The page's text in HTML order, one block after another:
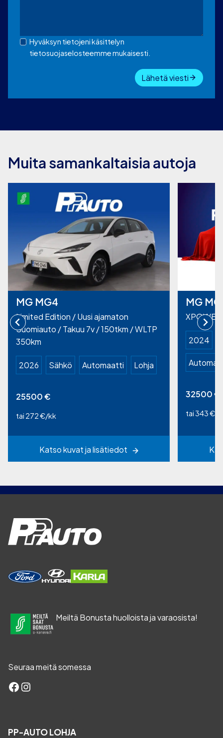
Hyväksyn tietojeni käsittelyn
tietosuojaselosteemme mukaisesti.
Lähetä viesti
Muita samankaltaisia autoja
MG MG4
Limited Edition / Uusi ajamaton
Suomiauto / Takuu 7v / 150tkm / WLTP
350km
2026 Sähkö Automaatti Lohja
25500€
tai 272 €/kk
Katso kuvat ja lisätiedot
MG
XPOWER
2024
32500€
tai 343 €/
Meiltä Bonusta huolloista ja varaosista!
Seuraa meitä somessa
Facebook
Instagram
PP-AUTO LOHJA